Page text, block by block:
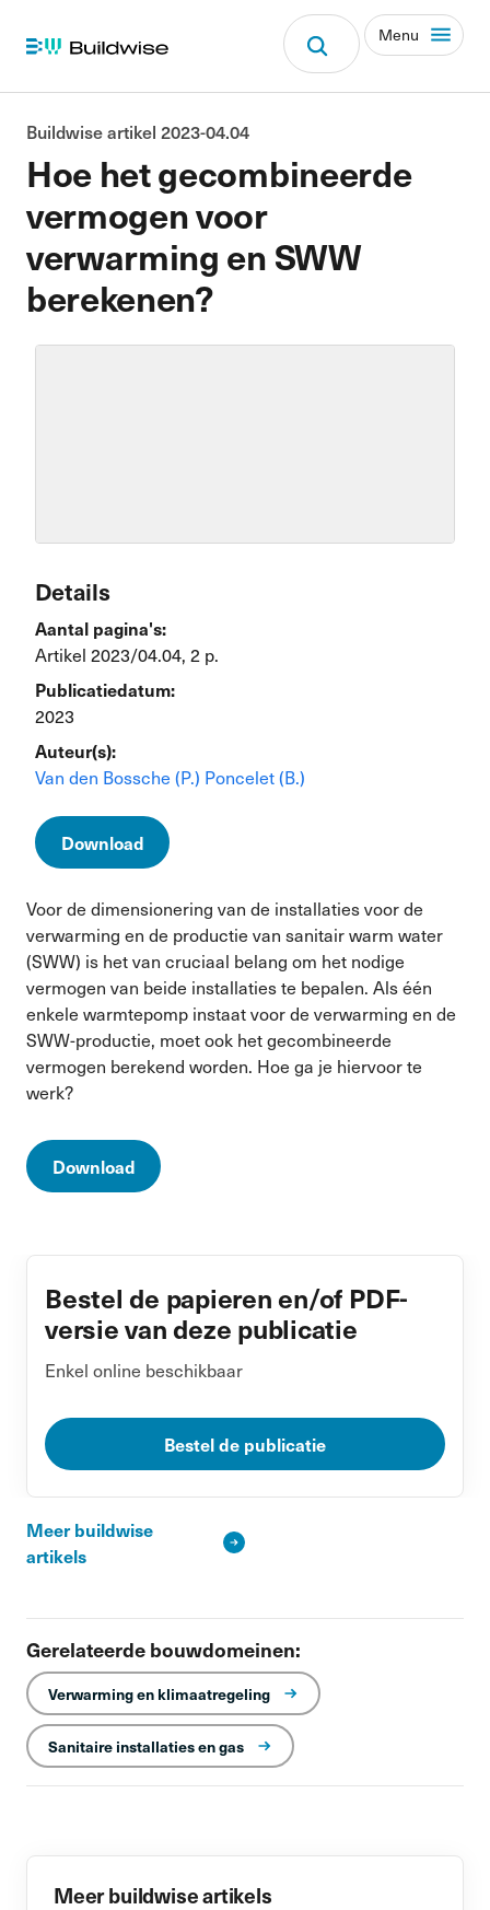
Menu
Hoe het gecombineerde
vermogen voor
verwarming en SWW
berekenen?
Buildwise artikel 2023-04.04
Details
Aantal pagina's:
Artikel 2023/04.04, 2 p.
Publicatiedatum:
2023
Auteur(s):
Van den Bossche (P.) Poncelet (B.)
Download
Voor de dimensionering van de installaties voor de
verwarming en de productie van sanitair warm water
(SWW) is het van cruciaal belang om het nodige
vermogen van beide installaties te bepalen. Als één
enkele warmtepomp instaat voor de verwarming en de
SWW-productie, moet ook het gecombineerde
vermogen berekend worden. Hoe ga je hiervoor te
werk?
Download
Bestel de papieren en/of PDF-
versie van deze publicatie
Enkel online beschikbaar
Bestel de publicatie
Meer buildwise
artikels
Gerelateerde bouwdomeinen:
Verwarming en klimaatregeling
Sanitaire installaties en gas
Meer buildwise artikels